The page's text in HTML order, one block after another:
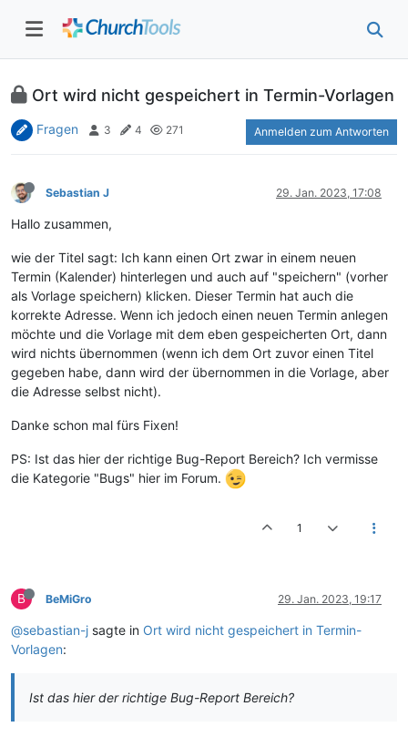
Ort wird nicht gespeichert in Termin-Vorlagen
Fragen 3 4 271 Anmelden zum Antworten
Sebastian J 29. Jan. 2023, 17:08
Hallo zusammen,
wie der Titel sagt: Ich kann einen Ort zwar in einem neuen
Termin (Kalender) hinterlegen und auch auf "speichern" (vorher
als Vorlage speichern) klicken. Dieser Termin hat auch die
korrekte Adresse. Wenn ich jedoch einen neuen Termin anlegen
möchte und die Vorlage mit dem eben gespeicherten Ort, dann
wird nichts übernommen (wenn ich dem Ort zuvor einen Titel
gegeben habe, dann wird der übernommen in die Vorlage, aber
die Adresse selbst nicht).
Danke schon mal fürs Fixen!
PS: Ist das hier der richtige Bug-Report Bereich? Ich vermisse
die Kategorie "Bugs" hier im Forum.
1
B BeMiGro 29. Jan. 2023, 19:17
@sebastian-j sagte in Ort wird nicht gespeichert in Termin-
Vorlagen:
Ist das hier der richtige Bug-Report Bereich?